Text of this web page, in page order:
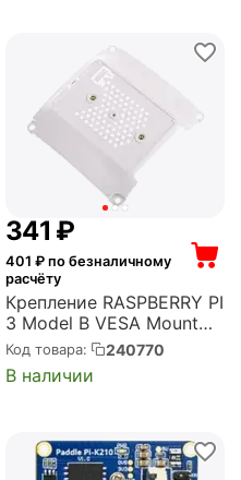
‍341‍ ₽
401 ₽ по безналичному
расчёту
Крепление RASPBERRY PI
3 Model B VESA Mount
(100x100 mm) для
корпусов 3, ASM-
1900048-11, цвет белый
Код товара: 240770
В наличии